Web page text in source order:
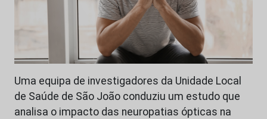
Uma equipa de investigadores da Unidade Local
de Saúde de São João conduziu um estudo que
analisa o impacto das neuropatias ópticas na